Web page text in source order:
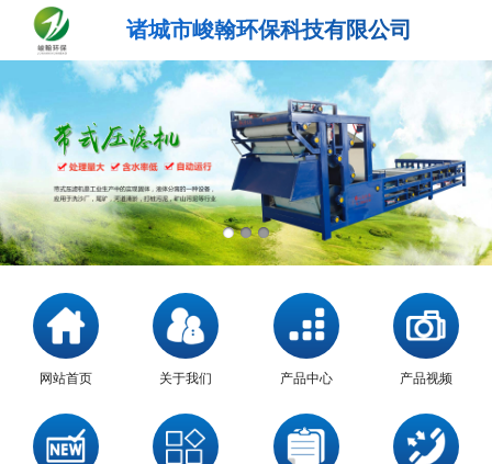
诸城市峻翰环保科技有限公司
网站首页 关于我们 产品中心 产品视频